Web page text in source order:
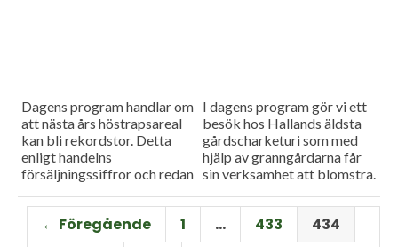
Dagens program handlar om
att nästa års höstrapsareal
kan bli rekordstor. Detta
enligt handelns
försäljningssiffror och redan
Skidgallmyggan som varit
ett stort problem i år....
I dagens program gör vi ett
besök hos Hallands äldsta
gårdscharketuri som med
hjälp av granngårdarna får
sin verksamhet att blomstra.
Svavelsyra i flytgödsel....
← Föregående 1 … 433
434